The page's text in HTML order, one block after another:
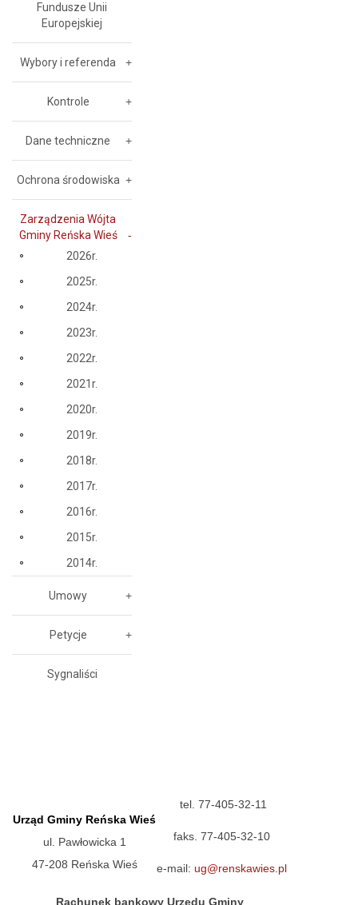
Fundusze Unii
Europejskiej
Wybory i referenda
Kontrole
Dane techniczne
Ochrona środowiska
Zarządzenia Wójta
Gminy Reńska Wieś
2026r.
2025r.
2024r.
2023r.
2022r.
2021r.
2020r.
2019r.
2018r.
2017r.
2016r.
2015r.
2014r.
Umowy
Petycje
Sygnaliści
Urząd Gminy Reńska Wieś
ul. Pawłowicka 1
47-208 Reńska Wieś
tel. 77-405-32-11
faks. 77-405-32-10
e-mail: ug@renskawies.pl
Rachunek bankowy Urzędu Gminy